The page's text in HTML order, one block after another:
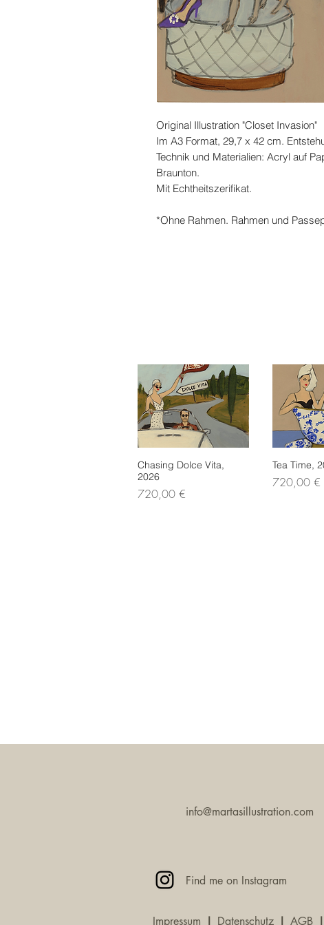
Original Illustration "Closet Invasion"
Im A3 Format, 29,7 x 42 cm.
Technik und Materialien: Acryl auf
Braunton.
Mit Echtheitszerifikat.
*Ohne Rahmen. Rahmen und
Schnellansicht
Chasing Dolce Vita,
2026
Preis
720,00 €
Tea Time,
Preis
720,00 €
info@martasillustration.com
Find me on Instagram
Impressum I Datenschutz I AGB I